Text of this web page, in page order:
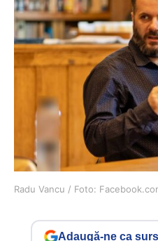
Radu Vancu / Foto:
Adaugă-ne ca